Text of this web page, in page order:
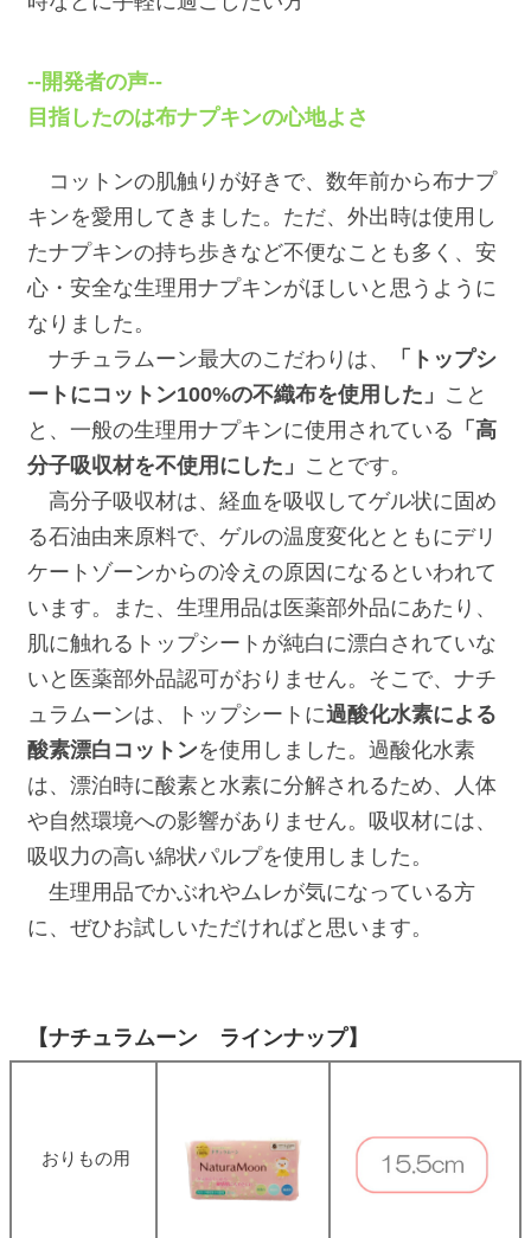
--開発者の声--
目指したのは布ナプキンの心地よさ
コットンの肌触りが好きで、数年前から布ナプ
キンを愛用してきました。ただ、外出時は使用し
たナプキンの持ち歩きなど不便なことも多く、安
心・安全な生理用ナプキンがほしいと思うように
なりました。
ナチュラムーン最大のこだわりは、
「トップシ
ートにコットン100%の不織布を使用した」 こと
と、一般の生理用ナプキンに使用されている 「高
分子吸収材を不使用にした」 ことです。
高分子吸収材は、経血を吸収してゲル状に固め
る石油由来原料で、ゲルの温度変化とともにデリ
ケートゾーンからの冷えの原因になるといわれて
います。また、生理用品は医薬部外品にあたり、
肌に触れるトップシートが純白に漂白されていな
いと医薬部外品認可がおりません。そこで、ナチ
ュラムーンは、トップシートに過酸化水素による
酸素漂白コットンを使用しました。過酸化水素
は、漂泊時に酸素と水素に分解されるため、人体
や自然環境への影響がありません。吸収材には、
吸収力の高い綿状パルプを使用しました。
生理用品でかぶれやムレが気になっている方
に、ぜひお試しいただければと思います。
【ナチュラムーン ラインナップ】
おりもの用